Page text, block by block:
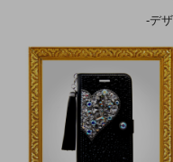
-デ